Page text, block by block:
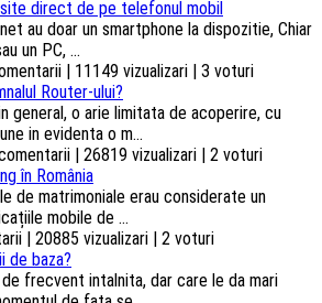
direct de pe telefonul mobil
au doar un smartphone la dispozitie, Chiar
un PC, ...
| 11149 vizualizari | 3 voturi
Router-ului?
general, o arie limitata de acoperire, cu
in evidenta o m...
| 26819 vizualizari | 2 voturi
în România
de matrimoniale erau considerate un
mobile de ...
| 20885 vizualizari | 2 voturi
de baza?
frecvent intalnita, dar care le da mari